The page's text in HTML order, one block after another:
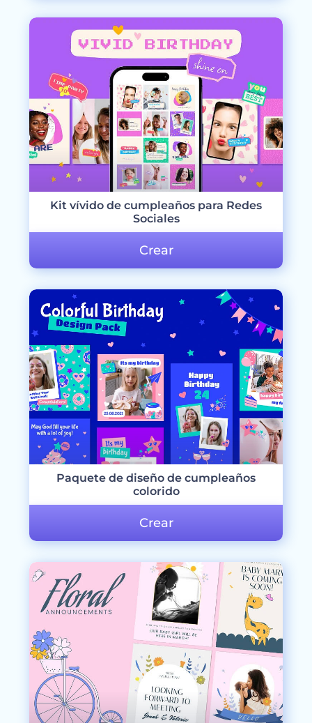
Kit vívido de cumpleaños para Redes
Sociales
Crear
Paquete de diseño de cumpleaños
colorido
Crear